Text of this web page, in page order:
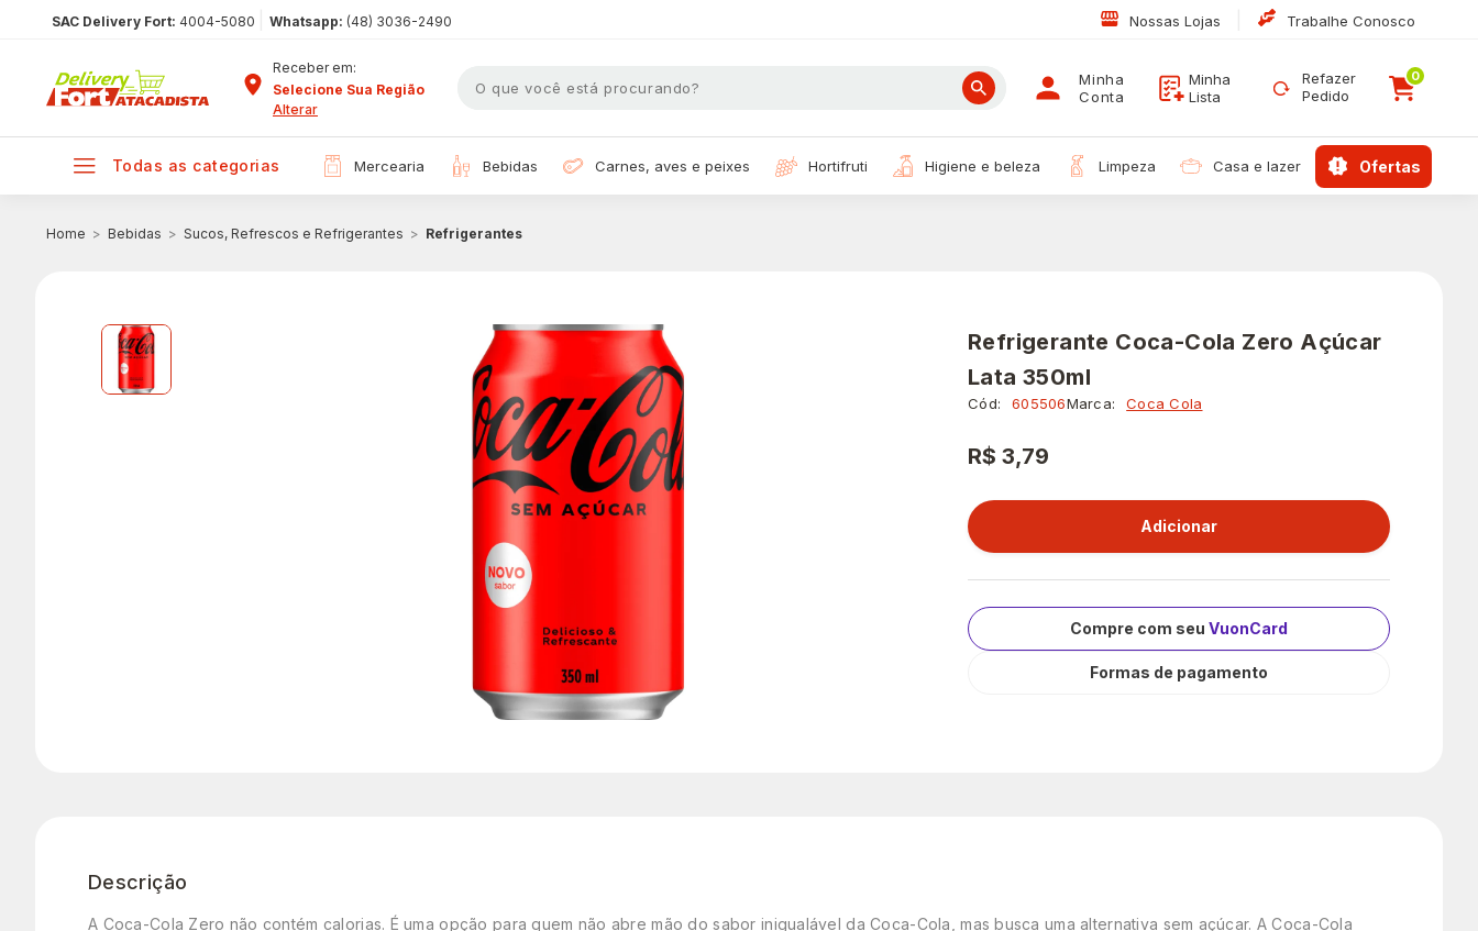
SAC Delivery Fort: 4004-5080 Whatsapp: (48) 3036-2490 Nossas Lojas Trabalhe Conosco
Receber em:
Selecione Sua Região
Alterar
Minha
Conta
Minha
Lista
Refazer
Pedido
0
todas as categorias mercearia bebidas carnes, aves e peixes hortifruti higiene e beleza limpeza casa e lazer ofertas
Bebidas Sucos, Refrescos e Refrigerantes Refrigerantes
Refrigerante Coca-Cola Zero Açúcar
Lata 350ml
Cód: 605506Marca: Coca Cola
R$ 3,79
Compre com seu VuonCard
Formas de pagamento
Descrição
A Coca-Cola Zero não contém calorias. É uma opção para quem não abre mão do sabor inigualável da Coca-Cola, mas busca uma alternativa sem açúcar. A Coca-Cola